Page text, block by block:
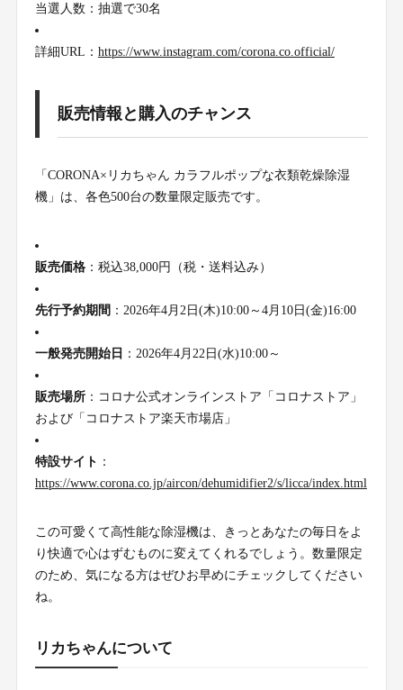
当選人数：抽選で30名
詳細URL： https://www.instagram.com/corona.co.official/
販売情報と購入のチャンス
「CORONA×リカちゃん カラフルポップな衣類乾燥除湿
機」は、各色500台の数量限定販売です。
販売価格：税込38,000円（税・送料込み）
先行予約期間 ：2026年4月2日(木)10:00～4月10日(金)16:00
一般発売開始日 ：2026年4月22日(水)10:00～
販売場所：コロナ公式オンラインストア「コロナストア」
および「コロナストア楽天市場店」
特設サイト ：
https://www.corona.co.jp/aircon/dehumidifier2/s/licca/index.html
この可愛くて高性能な除湿機は、きっとあなたの毎日をよ
り快適で心はずむものに変えてくれるでしょう。数量限定
のため、気になる方はぜひお早めにチェックしてください
ね。
リカちゃんについて